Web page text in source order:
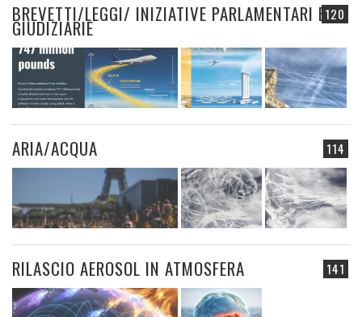
120
BREVETTI/LEGGI/ INIZIATIVE PARLAMENTARI E
GIUDIZIARIE
114
ARIA/ACQUA
141
RILASCIO AEROSOL IN ATMOSFERA